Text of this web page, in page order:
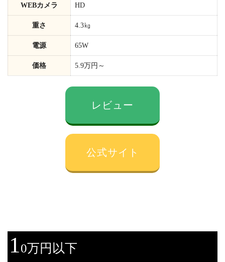
WEBカメラ HD
重さ 4.3㎏
電源 65W
価格 5.9万円～
レビュー
公式サイト
10万円以下